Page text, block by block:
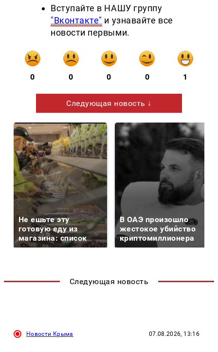
Вступайте в НАШУ группу
"Вконтакте" и узнавайте все
новости первыми.
0 0 0 0 1
Следующая новость ↓
Не ешьте эту
готовую еду из
магазина: список
В ОАЭ произошло
жестокое убийство
криптомиллионера
Следующая новость
Новости Крыма 07.08.2026, 13:16